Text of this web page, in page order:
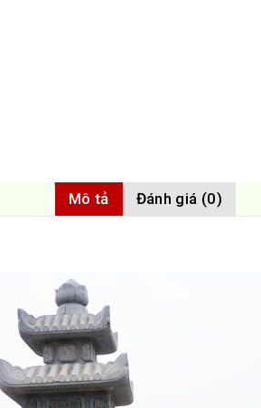
Mô tả Đánh giá (0)